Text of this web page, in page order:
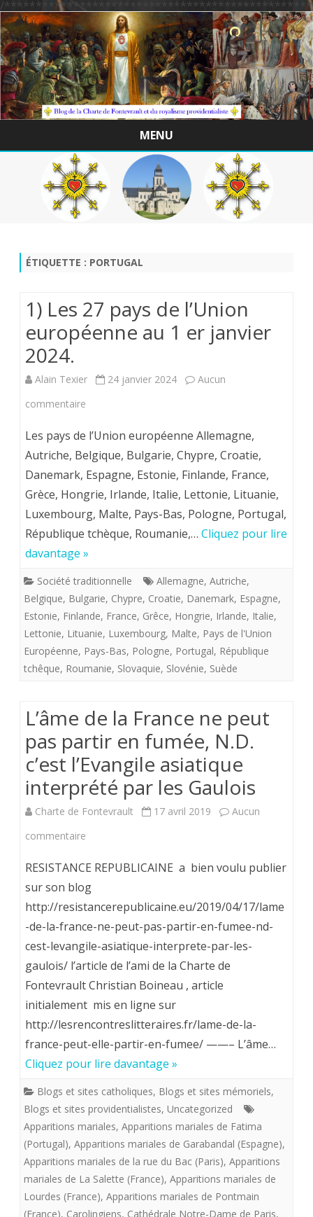
/
MENU
Skip
to
content
ÉTIQUETTE : PORTUGAL
1) Les 27 pays de l’Union
européenne au 1 er janvier
2024.
Alain Texier 24 janvier 2024
Aucun
commentaire
Les
27
pays
l’Union
européenne
au
1
er
janvier
Les pays de l’Union européenne Allemagne,
Autriche, Belgique, Bulgarie, Chypre, Croatie,
Danemark, Espagne, Estonie, Finlande, France,
Grèce, Hongrie, Irlande, Italie, Lettonie, Lituanie,
Luxembourg, Malte, Pays-Bas, Pologne, Portugal,
République tchèque, Roumanie,… Cliquez pour lire
davantage »
Société traditionnelle Allemagne, Autriche,
Belgique, Bulgarie, Chypre, Croatie, Danemark, Espagne,
Estonie, Finlande, France, Grêce, Hongrie, Irlande, Italie,
Lettonie, Lituanie, Luxembourg, Malte, Pays de l'Union
Européenne, Pays-Bas, Pologne, Portugal, République
tchêque, Roumanie, Slovaquie, Slovénie, Suède
L’âme de la France ne peut
pas partir en fumée, N.D.
c’est l’Evangile asiatique
interprété par les Gaulois
Charte de Fontevrault 17 avril 2019
Aucun
commentaire
de
la
France
peut
pas
partir
N.D.
c’est
l’Evangile
asiatique
interprété
RESISTANCE REPUBLICAINE a bien voulu publier
sur son blog
http://resistancerepublicaine.eu/2019/04/17/lame
-de-la-france-ne-peut-pas-partir-en-fumee-nd-
cest-levangile-asiatique-interprete-par-les-
gaulois/ l’article de l’ami de la Charte de
Fontevrault Christian Boineau , article
initialement mis en ligne sur
http://lesrencontreslitteraires.fr/lame-de-la-
france-peut-elle-partir-en-fumee/ ——– L’âme…
Cliquez pour lire davantage »
Blogs et sites catholiques, Blogs et sites mémoriels,
Blogs et sites providentialistes, Uncategorized
Apparitions mariales, Apparitions mariales de Fatima
(Portugal), Apparitions mariales de Garabandal (Espagne),
Apparitions mariales de la rue du Bac (Paris), Apparitions
mariales de La Salette (France), Apparitions mariales de
Lourdes (France), Apparitions mariales de Pontmain
(France), Carolingiens, Cathédrale Notre-Dame de Paris,